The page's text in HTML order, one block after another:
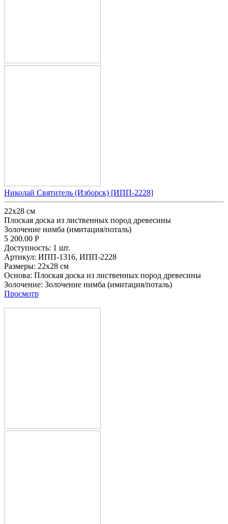
Николай Святитель (Изборск) [ИПП-2228]
22х28 см
Плоская доска из лиственных пород древесины
Золочение нимба (имитация/поталь)
5 200.00 Р
Доступность: 1 шт.
Артикул: ИПП-1316, ИПП-2228
Размеры: 22х28 см
Основа: Плоская доска из лиственных пород древесины
Золочение: Золочение нимба (имитация/поталь)
Просмотр